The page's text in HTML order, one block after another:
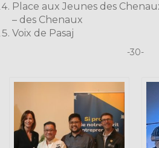
Place aux Jeunes des
– des Chenaux
Voix de Pasaj
-30-